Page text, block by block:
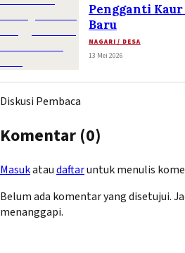
Pengganti
Baru
NAGARI / DESA
13 Mei 2026
Diskusi Pembaca
Komentar (0)
Masukataudaftaruntuk menulis
Belum ada komentar yang disetujui.
menanggapi.